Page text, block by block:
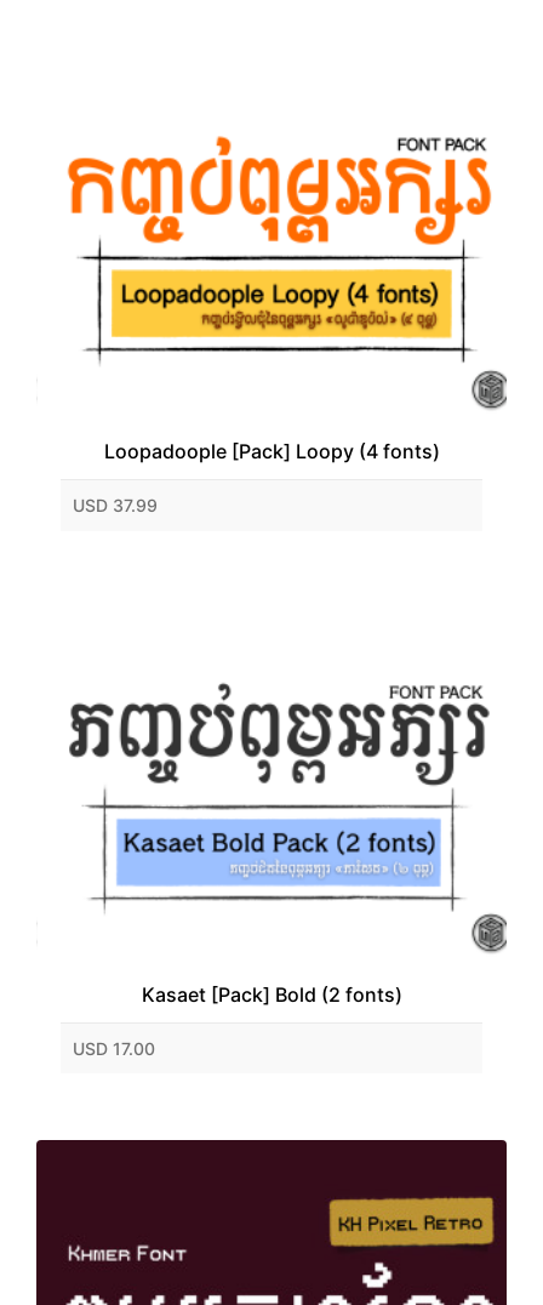
Loopadoople [Pack] Loopy (4 fonts)
USD 37.99
Kasaet [Pack] Bold (2 fonts)
USD 17.00